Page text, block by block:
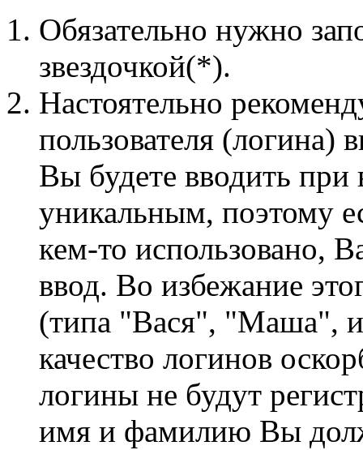
Обязательно нужно
звездочкой(*).
Настоятельно
пользователя (логина)
Вы будете вводить
уникальным, поэтому
кем-то использовано,
ввод. Во избежание
(типа "Вася", "Маша", и
качество логинов
логины не будут
имя и фамилию Вы